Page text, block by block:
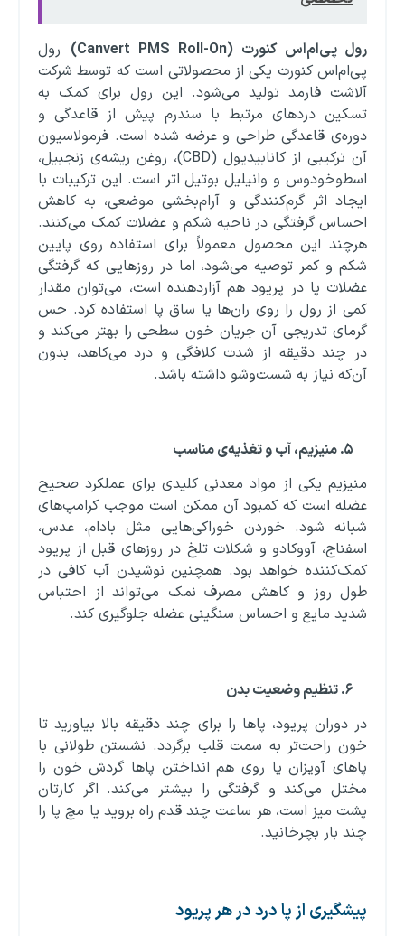
رول پی‌ام‌اس کنورت (Canvert PMS Roll-On)
رول
پی‌ام‌اس کنورت یکی از محصولاتی است که توسط شرکت
آلاشت فارمد تولید می‌شود. این رول برای کمک به
تسکین دردهای مرتبط با سندرم پیش از قاعدگی و
دوره‌ی قاعدگی طراحی و عرضه شده است. فرمولاسیون
آن ترکیبی از کانابیدیول (CBD)، روغن ریشه‌ی زنجبیل،
اسطوخودوس و وانیلیل بوتیل اتر است. این ترکیبات با
ایجاد اثر گرم‌کنندگی و آرام‌بخشی موضعی، به کاهش
احساس گرفتگی در ناحیه شکم و عضلات کمک می‌کنند.
هرچند این محصول معمولاً برای استفاده روی پایین
شکم و کمر توصیه می‌شود، اما در روزهایی که گرفتگی
عضلات پا در پریود هم آزاردهنده است، می‌توان مقدار
کمی از رول را روی ران‌ها یا ساق پا استفاده کرد. حس
گرمای تدریجی آن جریان خون سطحی را بهتر می‌کند و
در چند دقیقه از شدت کلافگی و درد می‌کاهد، بدون
آن‌که نیاز به شست‌وشو داشته باشد.
۵.منیزیم، آب و تغذیه‌ی مناسب
منیزیم یکی از مواد معدنی کلیدی برای عملکرد صحیح
عضله است که کمبود آن ممکن است موجب کرامپ‌های
شبانه شود. خوردن خوراکی‌هایی مثل بادام، عدس،
اسفناج، آووکادو و شکلات تلخ در روزهای قبل از پریود
کمک‌کننده خواهد بود. همچنین نوشیدن آب کافی در
طول روز و کاهش مصرف نمک می‌تواند از احتباس
شدید مایع و احساس سنگینی عضله جلوگیری کند.
۶.تنظیم وضعیت بدن
در دوران پریود، پاها را برای چند دقیقه بالا بیاورید تا
خون راحت‌تر به سمت قلب برگردد. نشستن طولانی با
پاهای آویزان یا روی هم انداختن پاها گردش خون را
مختل می‌کند و گرفتگی را بیشتر می‌کند. اگر کارتان
پشت میز است، هر ساعت چند قدم راه بروید یا مچ پا را
چند بار بچرخانید.
پیشگیری از پا درد در هر پریود